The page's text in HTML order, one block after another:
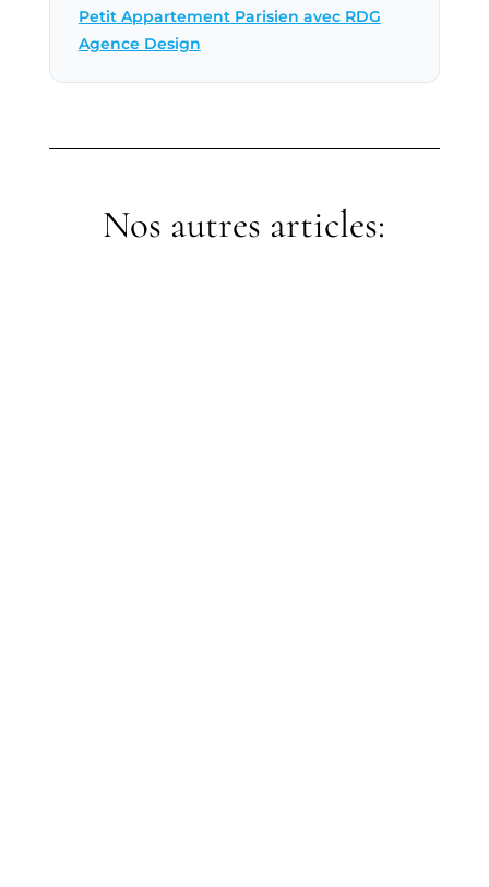
Petit Appartement Parisien avec RDG
Agence Design
Nos autres articles: